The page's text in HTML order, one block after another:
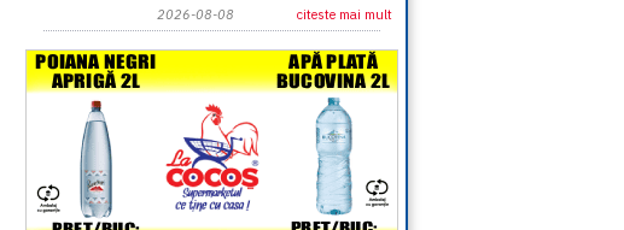
2026-08-08 citeste mai mult